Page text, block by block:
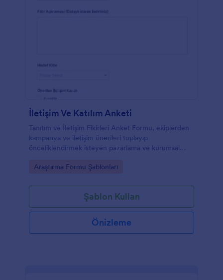
İletişim Ve Katılım Anketi
Tanıtım ve İletişim Fikirleri Anket Formu, ekiplerden
kampanya ve iletişim önerileri toplayıp
önceliklendirmek isteyen pazarlama ve kurumsal
Go to Category:
Araştırma Formu Şablonları
Şablon Kullan
Önizleme